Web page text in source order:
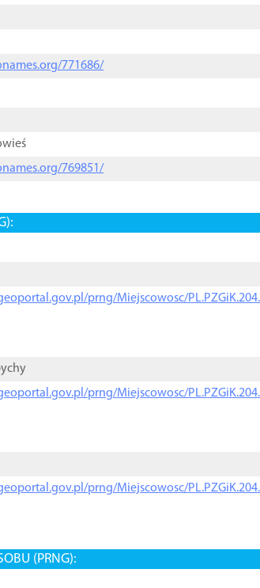
771686/
769851/
prng/Miejscowosc/
prng/Miejscowosc/
prng/Miejscowosc/
(PRNG):